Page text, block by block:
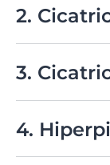
desencadenar
los queloides
2.
interior elástica,
puede generar
pero su
3. Cicatrices
cicatricespor
hombros,
Estas
4.